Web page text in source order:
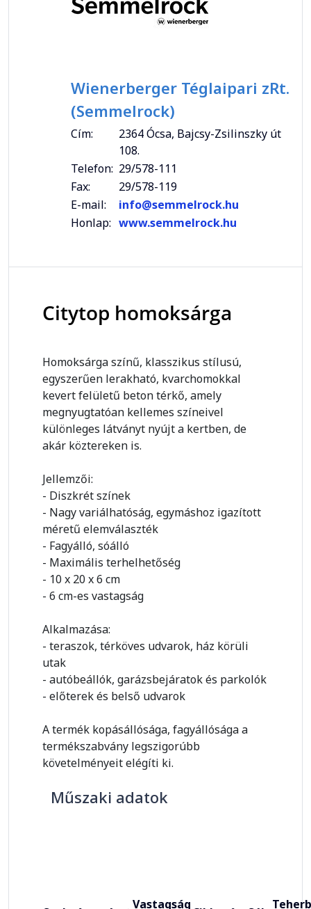
Wienerberger Téglaipari zRt.
(Semmelrock)
Cím:
2364 Ócsa, Bajcsy-Zsilinszky út
108.
Telefon: 29/578-111
Fax:
29/578-119
E-mail:
info@semmelrock.hu
Honlap: www.semmelrock.hu
Citytop homoksárga
Homoksárga színű, klasszikus stílusú,
egyszerűen lerakható, kvarchomokkal
kevert felületű beton térkő, amely
megnyugtatóan kellemes színeivel
különleges látványt nyújt a kertben, de
akár köztereken is.
Jellemzői:
- Diszkrét színek
- Nagy variálhatóság, egymáshoz igazított
méretű elemválaszték
- Fagyálló, sóálló
- Maximális terhelhetőség
- 10 x 20 x 6 cm
- 6 cm-es vastagság
Alkalmazása:
- teraszok, térköves udvarok, ház körüli
utak
- autóbeállók, garázsbejáratok és parkolók
- előterek és belső udvarok
A termék kopásállósága, fagyállósága a
termékszabvány legszigorúbb
követelményeit elégíti ki.
Műszaki adatok
Vastagság